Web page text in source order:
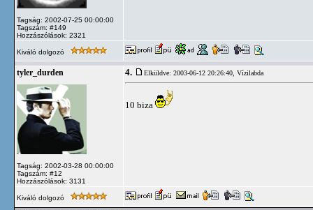
Tagság: 2002-07-25 00:00:00
Tagszám: #149
Hozzászólások: 2321
Kiváló dolgozó
tyler_durden
Tagság: 2002-03-28 00:00:00
Tagszám: #12
Hozzászólások: 3131
4. Elküldve: 2003-06-12 20:26:40, Vízilabda
10 biza
Kiváló dolgozó